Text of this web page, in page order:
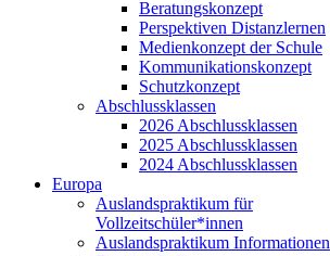
Beratungskonzept
Perspektiven Distanzlernen
Medienkonzept der Schule
Kommunikationskonzept
Schutzkonzept
Abschlussklassen
2026 Abschlussklassen
2025 Abschlussklassen
2024 Abschlussklassen
Europa
Auslandspraktikum für
Vollzeitschüler*innen
Auslandspraktikum Informationen